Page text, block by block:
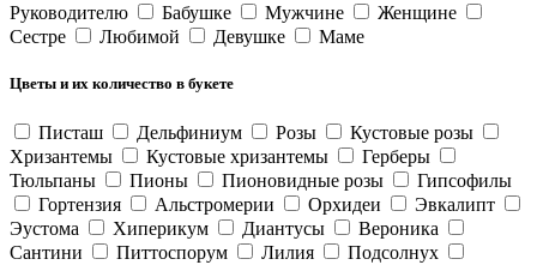
Руководителю
Бабушке Мужчине
Женщине
Сестре
Любимой Девушке Маме
Цветы и их количество в букете
Писташ Дельфиниум Розы
Кустовые розы
Хризантемы
Кустовые хризантемы
Герберы
Тюльпаны
Пионы Пионовидные розы
Гипсофилы
Гортензия
Альстромерии Орхидеи
Эвкалипт
Эустома
Хиперикум Диантусы
Вероника
Сантини
Питтоспорум Лилия
Подсолнух